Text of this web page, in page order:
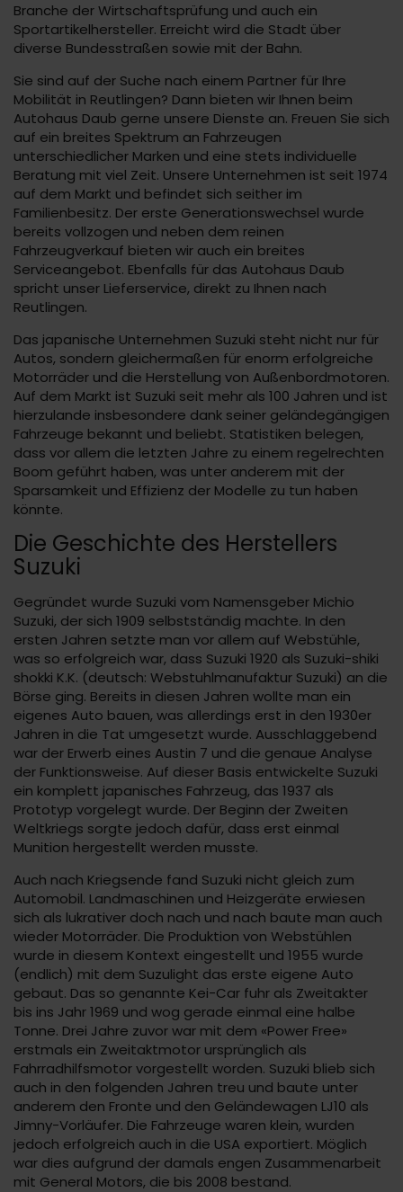
Branche der Wirtschaftsprüfung und auch ein
Sportartikelhersteller. Erreicht wird die Stadt über
diverse Bundesstraßen sowie mit der Bahn.
Sie sind auf der Suche nach einem Partner für Ihre
Mobilität in Reutlingen? Dann bieten wir Ihnen beim
Autohaus Daub gerne unsere Dienste an. Freuen Sie sich
auf ein breites Spektrum an Fahrzeugen
unterschiedlicher Marken und eine stets individuelle
Beratung mit viel Zeit. Unsere Unternehmen ist seit 1974
auf dem Markt und befindet sich seither im
Familienbesitz. Der erste Generationswechsel wurde
bereits vollzogen und neben dem reinen
Fahrzeugverkauf bieten wir auch ein breites
Serviceangebot. Ebenfalls für das Autohaus Daub
spricht unser Lieferservice, direkt zu Ihnen nach
Reutlingen.
Das japanische Unternehmen Suzuki steht nicht nur für
Autos, sondern gleichermaßen für enorm erfolgreiche
Motorräder und die Herstellung von Außenbordmotoren.
Auf dem Markt ist Suzuki seit mehr als 100 Jahren und ist
hierzulande insbesondere dank seiner geländegängigen
Fahrzeuge bekannt und beliebt. Statistiken belegen,
dass vor allem die letzten Jahre zu einem regelrechten
Boom geführt haben, was unter anderem mit der
Sparsamkeit und Effizienz der Modelle zu tun haben
könnte.
Die Geschichte des Herstellers
Suzuki
Gegründet wurde Suzuki vom Namensgeber Michio
Suzuki, der sich 1909 selbstständig machte. In den
ersten Jahren setzte man vor allem auf Webstühle,
was so erfolgreich war, dass Suzuki 1920 als Suzuki-shiki
shokki K.K. (deutsch: Webstuhlmanufaktur Suzuki) an die
Börse ging. Bereits in diesen Jahren wollte man ein
eigenes Auto bauen, was allerdings erst in den 1930er
Jahren in die Tat umgesetzt wurde. Ausschlaggebend
war der Erwerb eines Austin 7 und die genaue Analyse
der Funktionsweise. Auf dieser Basis entwickelte Suzuki
ein komplett japanisches Fahrzeug, das 1937 als
Prototyp vorgelegt wurde. Der Beginn der Zweiten
Weltkriegs sorgte jedoch dafür, dass erst einmal
Munition hergestellt werden musste.
Auch nach Kriegsende fand Suzuki nicht gleich zum
Automobil. Landmaschinen und Heizgeräte erwiesen
sich als lukrativer doch nach und nach baute man auch
wieder Motorräder. Die Produktion von Webstühlen
wurde in diesem Kontext eingestellt und 1955 wurde
(endlich) mit dem Suzulight das erste eigene Auto
gebaut. Das so genannte Kei-Car fuhr als Zweitakter
bis ins Jahr 1969 und wog gerade einmal eine halbe
Tonne. Drei Jahre zuvor war mit dem «Power Free»
erstmals ein Zweitaktmotor ursprünglich als
Fahrradhilfsmotor vorgestellt worden. Suzuki blieb sich
auch in den folgenden Jahren treu und baute unter
anderem den Fronte und den Geländewagen LJ10 als
Jimny-Vorläufer. Die Fahrzeuge waren klein, wurden
jedoch erfolgreich auch in die USA exportiert. Möglich
war dies aufgrund der damals engen Zusammenarbeit
mit General Motors, die bis 2008 bestand.